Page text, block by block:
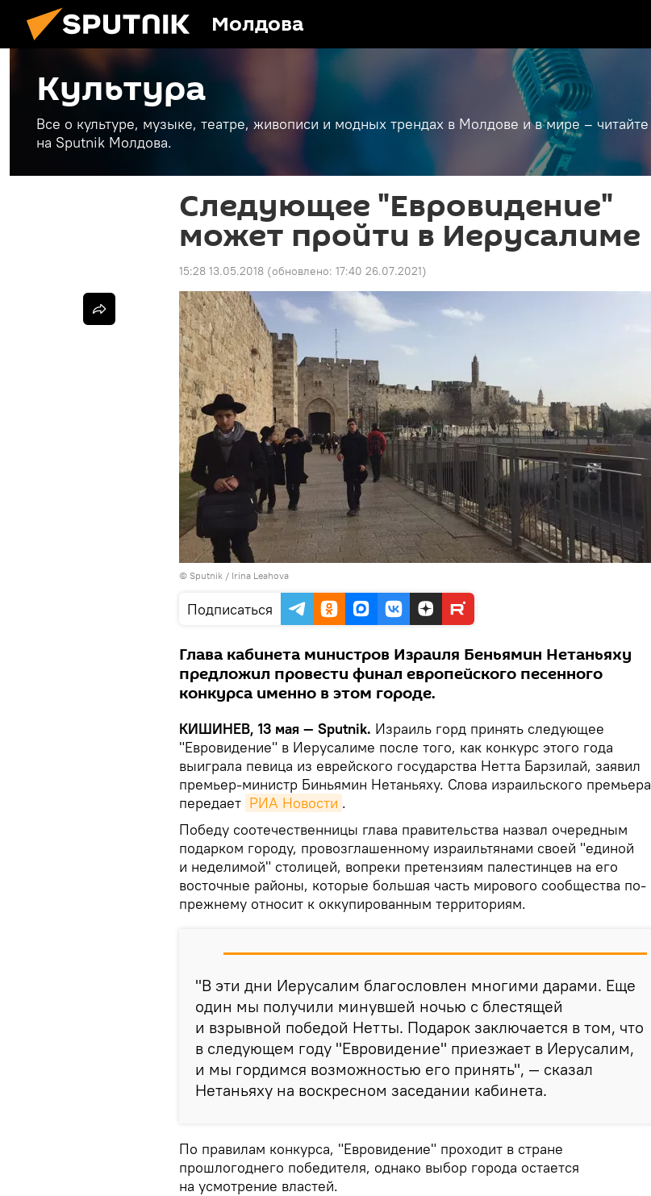
Молдова
Культура
Все о культуре, музыке, театре, живописи и модных трендах в Молдове и в мире – читайте
на Sputnik Молдова.
Следующее "Евровидение"
может пройти в Иерусалиме
15:28 13.05.2018 (обновлено: 17:40 26.07.2021)
© Sputnik / Irina Leahova
Подписаться
Глава кабинета министров Израиля Беньямин Нетаньяху
предложил провести финал европейского песенного
конкурса именно в этом городе.
КИШИНЕВ, 13 мая — Sputnik. Израиль горд принять следующее
"Евровидение" в Иерусалиме после того, как конкурс этого года
выиграла певица из еврейского государства Нетта Барзилай, заявил
премьер-министр Биньямин Нетаньяху. Слова израильского премьера
передает РИА Новости .
Победу соотечественницы глава правительства назвал очередным
подарком городу, провозглашенному израильтянами своей "единой
и неделимой" столицей, вопреки претензиям палестинцев на его
восточные районы, которые большая часть мирового сообщества по-
прежнему относит к оккупированным территориям.
"В эти дни Иерусалим благословлен многими дарами. Еще
один мы получили минувшей ночью с блестящей
и взрывной победой Нетты. Подарок заключается в том, что
в следующем году "Евровидение" приезжает в Иерусалим,
и мы гордимся возможностью его принять", — сказал
Нетаньяху на воскресном заседании кабинета.
По правилам конкурса, "Евровидение" проходит в стране
прошлогоднего победителя, однако выбор города остается
на усмотрение властей.